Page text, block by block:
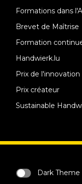
Formations dans
Brevet de Maîtrise
Formation
Handwierk.lu
Prix de
Prix créateur
Sustainable
Dark Theme